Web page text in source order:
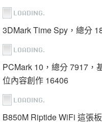
3DMark Time Spy，總分
PCMark 10，總分 7917，
位內容創作 16406
B850M Riptide WiFi 這張